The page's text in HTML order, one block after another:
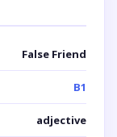
False Friend
B1
adjective